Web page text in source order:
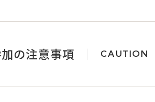
の注意事項 CAUTION